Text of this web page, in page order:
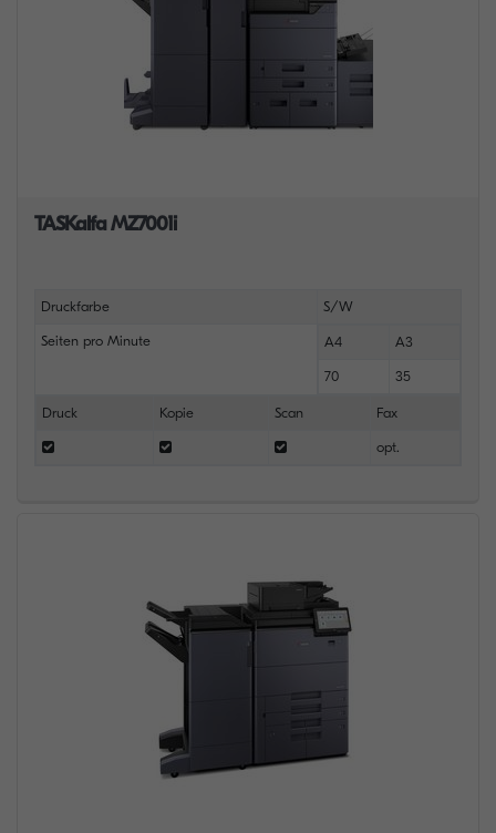
TASKalfa MZ7001i
Druckfarbe S/W
Seiten pro Minute A4 A3
70 35
Druck Kopie Scan Fax
opt.